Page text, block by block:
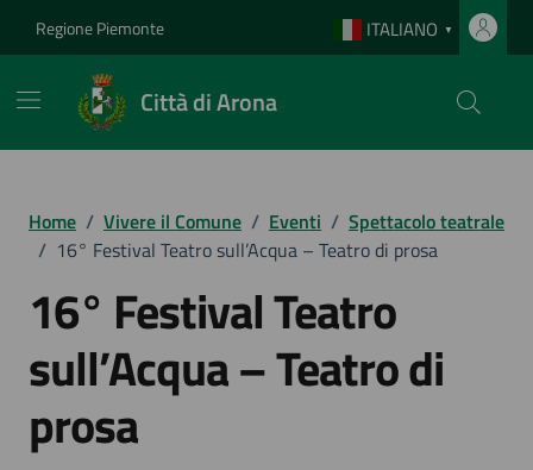
Regione Piemonte ITALIANO ▼
Città di Arona
Home / Vivere il Comune / Eventi / Spettacolo teatrale
/ 16° Festival Teatro sull’Acqua – Teatro di prosa
16° Festival Teatro
sull’Acqua – Teatro di
prosa